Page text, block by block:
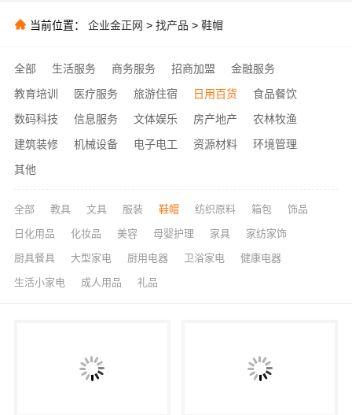
当前位置： 企业金正网 > 找产品 > 鞋帽
全部 生活服务 商务服务 招商加盟
金融服务
教育培训
医疗服务 旅游住宿 日用百货
食品餐饮
数码科技
信息服务 文体娱乐 房产地产
农林牧渔
建筑装修
机械设备 电子电工 资源材料
环境管理
其他
全部 教具 文具 服装 鞋帽 纺织原料 箱包 饰品
日化用品 化妆品 美容 母婴护理 家具 家纺家饰
厨具餐具 大型家电 厨用电器 卫浴家电 健康电器
生活小家电 成人用品 礼品